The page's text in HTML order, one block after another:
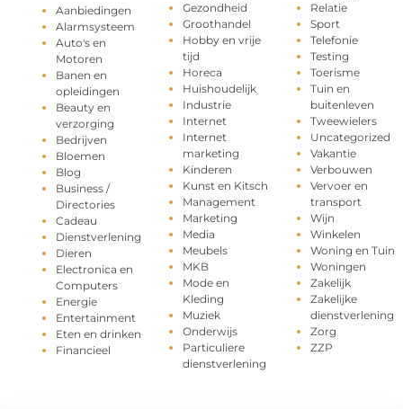
Aanbiedingen
Alarmsysteem
Auto's en
Motoren
Banen en
opleidingen
Beauty en
verzorging
Bedrijven
Bloemen
Blog
Business /
Directories
Cadeau
Dienstverlening
Dieren
Electronica en
Computers
Energie
Entertainment
Eten en drinken
Financieel
Gezondheid
Groothandel
Hobby en vrije
tijd
Horeca
Huishoudelijk
Industrie
Internet
Internet
marketing
Kinderen
Kunst en Kitsch
Management
Marketing
Media
Meubels
MKB
Mode en
Kleding
Muziek
Onderwijs
Particuliere
dienstverlening
Relatie
Sport
Telefonie
Testing
Toerisme
Tuin en
buitenleven
Tweewielers
Uncategorized
Vakantie
Verbouwen
Vervoer en
transport
Wijn
Winkelen
Woning en Tuin
Woningen
Zakelijk
Zakelijke
dienstverlening
Zorg
ZZP